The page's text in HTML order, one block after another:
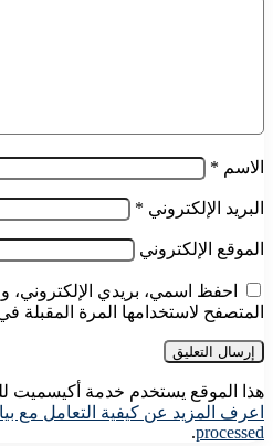
الاسم *
البريد الإلكتروني *
الموقع الإلكتروني
احفظ اسمي، بريدي الإلكتروني،
المتصفح لاستخدامها المرة المقبلة
هذا الموقع يستخدم خدمة أكيسميت
اعرف المزيد عن كيفية التعامل مع
processed
.